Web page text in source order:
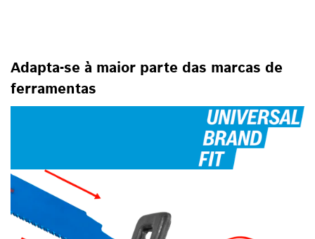
Adapta-se à maior parte das marcas de
ferramentas